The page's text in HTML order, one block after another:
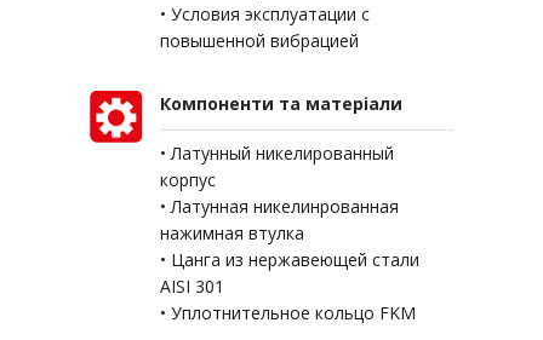
• Условия эксплуатации с
повышенной вибрацией
Компоненти та матеріали
• Латунный никелированный
корпус
• Латунная никелинрованная
нажимная втулка
• Цанга из нержавеющей стали
AISI 301
• Уплотнительное кольцо FKM